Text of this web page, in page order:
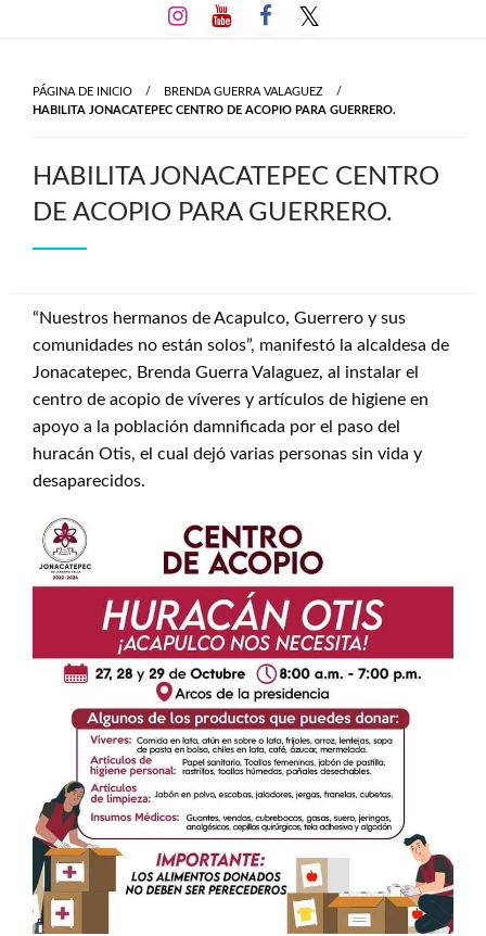
al
PÁGINA DE INICIO
BRENDA GUERRA VALAGUEZ
HABILITA JONACATEPEC CENTRO DE ACOPIO PARA GUERRERO.
HABILITA JONACATEPEC CENTRO
DE ACOPIO PARA GUERRERO.
“Nuestros hermanos de Acapulco, Guerrero y sus
comunidades no están solos”, manifestó la alcaldesa de
Jonacatepec, Brenda Guerra Valaguez, al instalar el
centro de acopio de víveres y artículos de higiene en
apoyo a la población damnificada por el paso del
huracán Otis, el cual dejó varias personas sin vida y
desaparecidos.